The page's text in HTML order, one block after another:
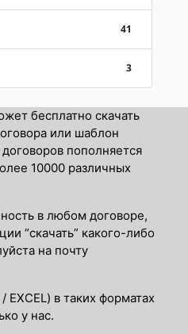
41
3
бесплатно скачать
или шаблон
пополняется
10000 различных
в любом договоре,
“скачать” какого-либо
на почту
EXCEL) в таких форматах
у нас.